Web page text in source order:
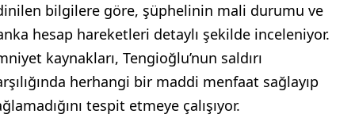
bilgilere göre, şüphelinin mali durumu ve
hesap hareketleri detaylı şekilde inceleniyor.
kaynakları, Tengioğlu’nun saldırı
herhangi bir maddi menfaat sağlayıp
tespit etmeye çalışıyor.